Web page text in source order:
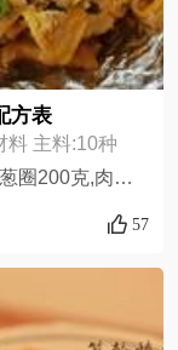
方表
料 主料:10种
克,葱丝100克,盐适量,生抽两勺,香叶两片,淀粉一勺,茴香籽适量,辣椒几颗,藤椒少许,
57